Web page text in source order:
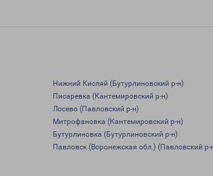
Нижний Кисляй (Бутурлиновский р-н)
Писаревка (Кантемировский р-н)
Лосево (Павловский р-н)
Митрофановка (Кантемировский р-н)
Бутурлиновка (Бутурлиновский р-н)
Павловск (Воронежская обл.) (Павловский р-